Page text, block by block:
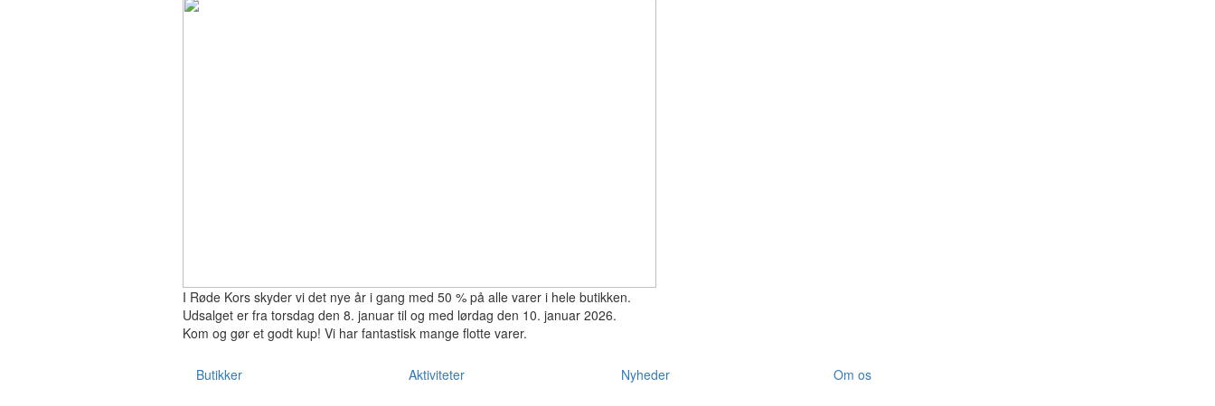
I Røde Kors skyder vi det nye år i gang med 50 % på alle varer i hele butikken.
Udsalget er fra torsdag den 8. januar til og med lørdag den 10. januar 2026.
Kom og gør et godt kup! Vi har fantastisk mange flotte varer.
Butikker Aktiviteter Nyheder Om os